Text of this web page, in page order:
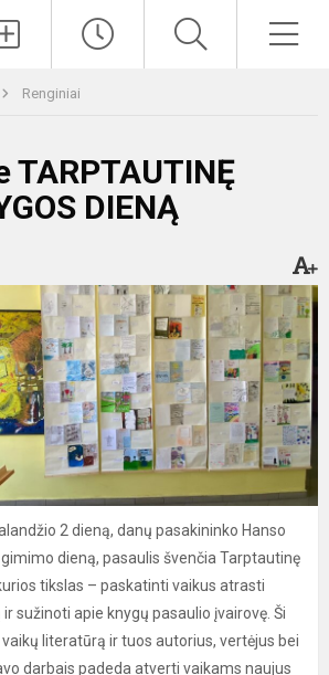
Renginiai
TARPTAUTINĘ
DIENĄ
2 dieną, danų pasakininko Hanso
dieną, pasaulis švenčia Tarptautinę
tikslas – paskatinti vaikus atrasti
sužinoti apie knygų pasaulio įvairovę. Ši
literatūrą ir tuos autorius, vertėjus bei
darbais padeda atverti vaikams naujus